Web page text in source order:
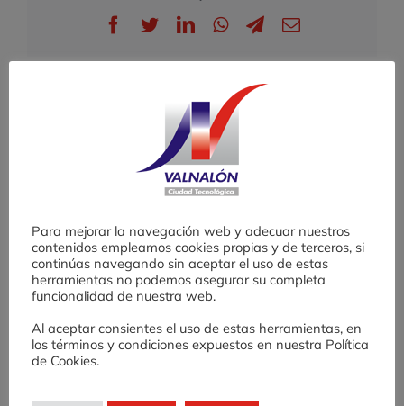
un
Facebook
TwitterLinkedInWhatsApp
Telegram
Correo
Artículos relacionados
Desafío AE: una
experiencia de
emprendedora en
Educación
Secundaria
Para mejorar la navegación web y adecuar nuestros
contenidos empleamos cookies propias y de terceros, si
continúas navegando sin aceptar el uso de estas
herramientas no podemos asegurar su completa
funcionalidad de nuestra web.
Al aceptar consientes el uso de estas herramientas, en
los términos y condiciones expuestos en nuestra Política
de Cookies.